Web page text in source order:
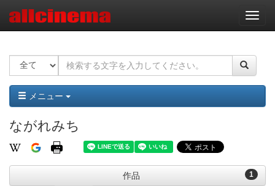
ナ
ビ
ー
ョ
ン
メニュー
ながれみち
1
作品